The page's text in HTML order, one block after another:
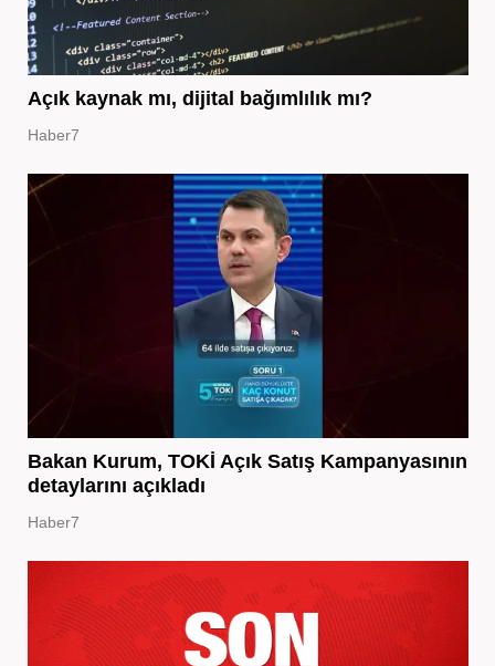
Açık kaynak mı, dijital bağımlılık mı?
Haber7
Bakan Kurum, TOKİ Açık Satış Kampanyasının
detaylarını açıkladı
Haber7